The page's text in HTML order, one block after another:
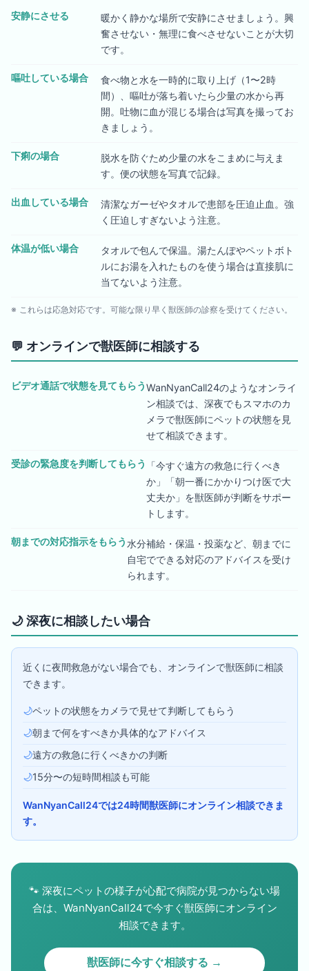
安静にさせる
暖かく静かな場所で安静にさせましょう。興
奮させない・無理に食べさせないことが大切
です。
嘔吐している場合
食べ物と水を一時的に取り上げ（1〜2時
間）、嘔吐が落ち着いたら少量の水から再
開。吐物に血が混じる場合は写真を撮ってお
きましょう。
下痢の場合
脱水を防ぐため少量の水をこまめに与えま
す。便の状態を写真で記録。
出血している場合
清潔なガーゼやタオルで患部を圧迫止血。強
く圧迫しすぎないよう注意。
体温が低い場合
タオルで包んで保温。湯たんぽやペットボト
ルにお湯を入れたものを使う場合は直接肌に
当てないよう注意。
※ これらは応急対応です。可能な限り早く獣医師の診察を受けてください。
💬 オンラインで獣医師に相談する
ビデオ通話で状態を見てもらうWanNyanCall24のようなオンライ
ン相談では、深夜でもスマホのカ
メラで獣医師にペットの状態を見
せて相談できます。
受診の緊急度を判断してもらう
「今すぐ遠方の救急に行くべき
か」「朝一番にかかりつけ医で大
丈夫か」を獣医師が判断をサポー
トします。
朝までの対応指示をもらう水分補給・保温・投薬など、朝までに
自宅でできる対応のアドバイスを受け
られます。
🌙深夜に相談したい場合
近くに夜間救急がない場合でも、オンラインで獣医師に相談
できます。
🌙ペットの状態をカメラで見せて判断してもらう
🌙朝まで何をすべきか具体的なアドバイス
🌙遠方の救急に行くべきかの判断
🌙15分〜の短時間相談も可能
WanNyanCall24では24時間獣医師にオンライン相談できま
す。
🐾 深夜にペットの様子が心配で病院が見つからない場
合は、WanNyanCall24で今すぐ獣医師にオンライン
相談できます。
獣医師に今すぐ相談する →